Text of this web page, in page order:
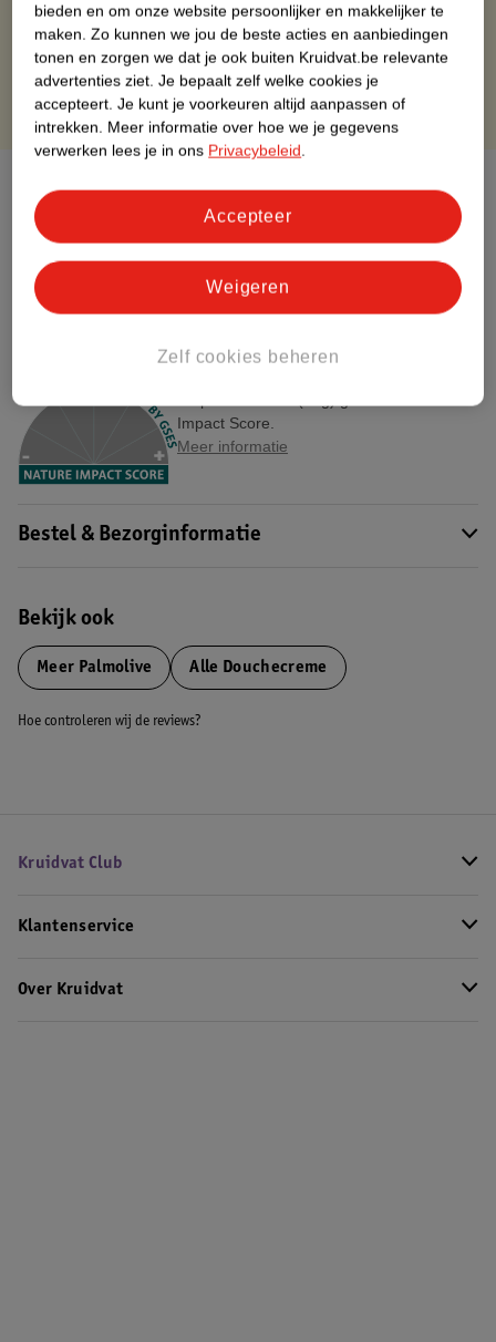
Gratis retourneren binnen 30 dagen
Gratis punten met je Kruidvat kaart
Over dit product
Productinformatie
Etiketinformatie
Nature Impact Score
Impact Score.
Meer informatie
Bestel & Bezorginformatie
Bekijk ook
Meer Palmolive Alle Douchecreme
Hoe controleren wij de reviews?
Kruidvat Club
Klantenservice
Over Kruidvat
bieden en om onze website persoonlijker en makkelijker te
maken. Zo kunnen we jou de beste acties en aanbiedingen
tonen en zorgen we dat je ook buiten Kruidvat.be relevante
advertenties ziet. Je bepaalt zelf welke cookies je
accepteert. Je kunt je voorkeuren altijd aanpassen of
intrekken. Meer informatie over hoe we je gegevens
verwerken lees je in ons Privacybeleid.
Zelf cookies beheren
Weigeren
Accepteer